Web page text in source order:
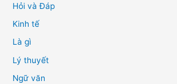
Hỏi và Đáp
Kinh tế
Là gì
Lý thuyết
Ngữ văn